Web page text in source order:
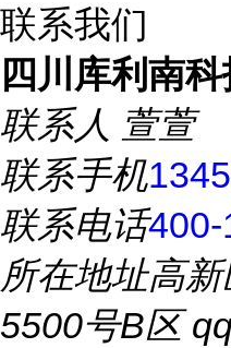
联系我们
四川库利南
联系人 萱萱
联系手机
联系电话
所在地址高
5500号B区